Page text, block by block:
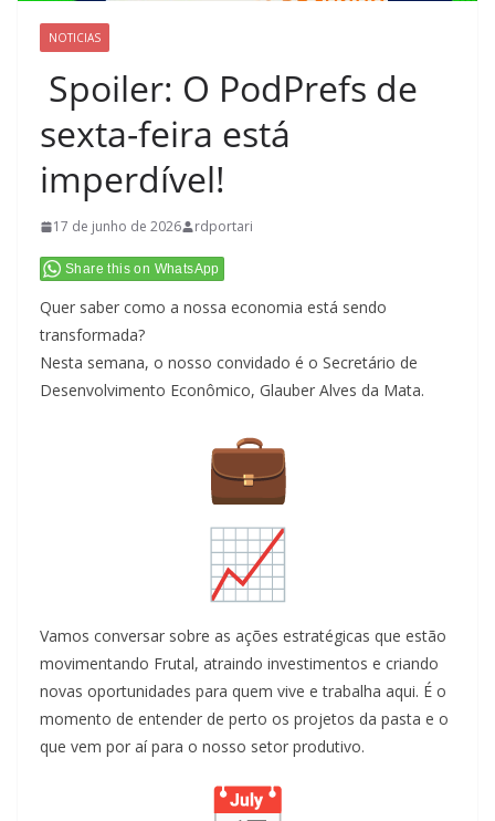
NOTICIAS
Spoiler: O PodPrefs de
sexta-feira está
imperdível!
17 de junho de 2026 rdportari
Share this on WhatsApp
Quer saber como a nossa economia está sendo
transformada?
Nesta semana, o nosso convidado é o Secretário de
Desenvolvimento Econômico, Glauber Alves da Mata.
Vamos conversar sobre as ações estratégicas que estão
movimentando Frutal, atraindo investimentos e criando
novas oportunidades para quem vive e trabalha aqui. É o
momento de entender de perto os projetos da pasta e o
que vem por aí para o nosso setor produtivo.